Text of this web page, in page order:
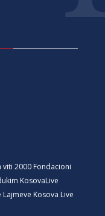
2000 Fondacioni
KosovaLive
Lajmeve Kosova Live